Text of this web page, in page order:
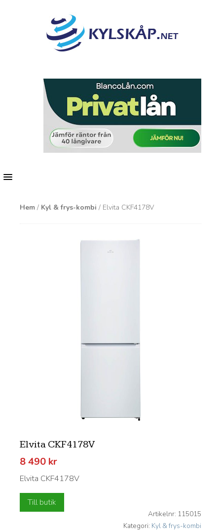
MENU
Hem / Kyl & frys-kombi / Elvita CKF4178V
Elvita CKF4178V
8 490 kr
Elvita CKF4178V
Till butik
Artikelnr: 115015
Kategori: Kyl & frys-kombi